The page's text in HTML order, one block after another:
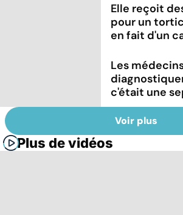
Elle reçoit
pour un
en fait d'un
Les
c'était une
Voir plus
Plus de vidéos